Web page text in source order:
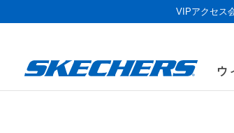
VIPアクセス
ウ